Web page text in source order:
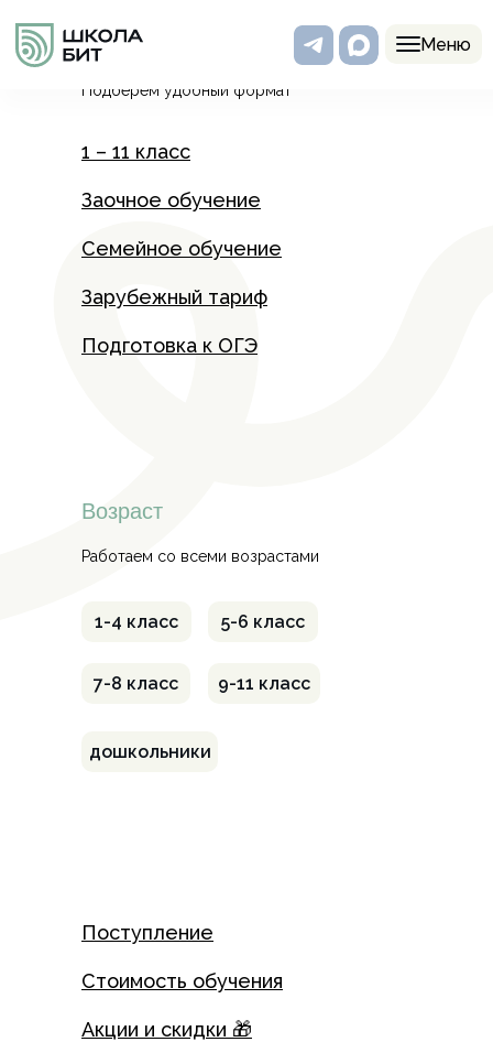
Меню
дошкольники
9-11 класс
7-8 класс
1-4 класс 5-6 класс
Подберем удобный формат
Работаем со всеми возрастами
Программы
Возраст
Поступление
Стоимость обучения
Подготовка к ОГЭ
Акции и скидки 🎁
Семейное обучение
Заочное обучение
1 – 11 класс
Зарубежный тариф